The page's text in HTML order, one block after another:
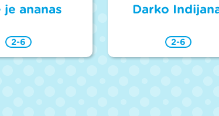
je ananas
2-6
Darko
2-6